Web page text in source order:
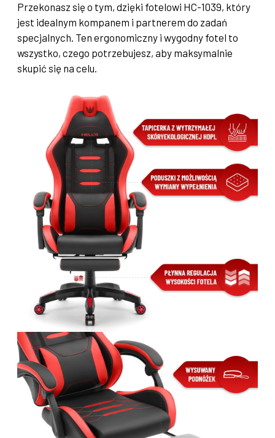
Przekonasz się o tym, dzięki fotelowi HC-1039, który
jest idealnym kompanem i partnerem do zadań
specjalnych. Ten ergonomiczny i wygodny fotel to
wszystko, czego potrzebujesz, aby maksymalnie
skupić się na celu.